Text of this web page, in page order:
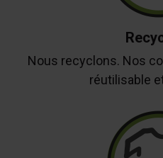
Nous recyclons. Nos
réutilisable